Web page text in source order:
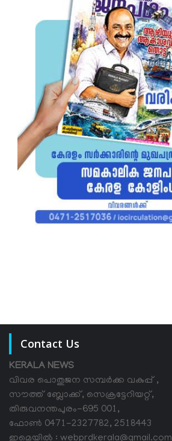
Contact Us
KERALA NEWS
വിവര പൊതുജന സമ്പര്‍ക്ക വകുപ്പ് ,
സൗത്ത് ബ്ലോക്ക്, സെക്രട്ടേറിയറ്റ്,
തിരുവനന്തപുരം-695 001,
ഫോൺ 0471-2327782, 2518443
ഇമെയിൽ : webprdkerala@gmail.com